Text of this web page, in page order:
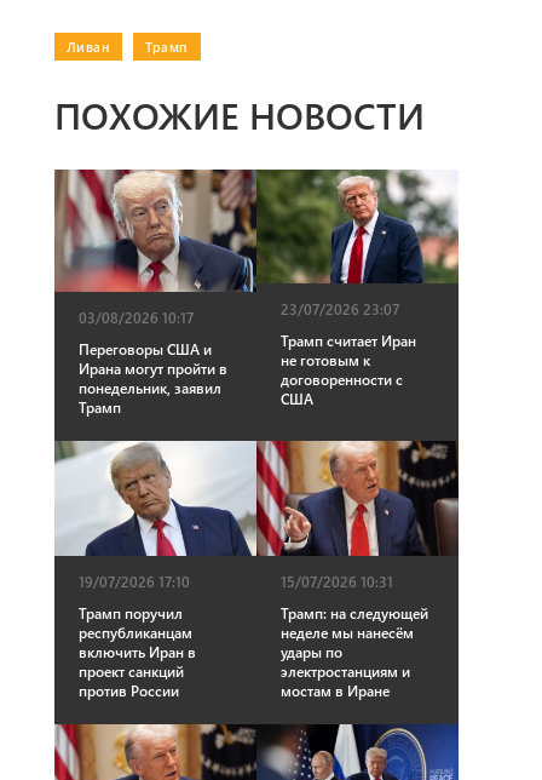
Ливан Трамп
ПОХОЖИЕ НОВОСТИ
03/08/2026 10:17
Переговоры США и
Ирана могут пройти в
понедельник, заявил
Трамп
23/07/2026 23:07
Трамп считает Иран
не готовым к
договоренности с
США
19/07/2026 17:10
Трамп поручил
республиканцам
включить Иран в
проект санкций
против России
15/07/2026 10:31
Трамп: на следующей
неделе мы нанесём
удары по
электростанциям и
мостам в Иране